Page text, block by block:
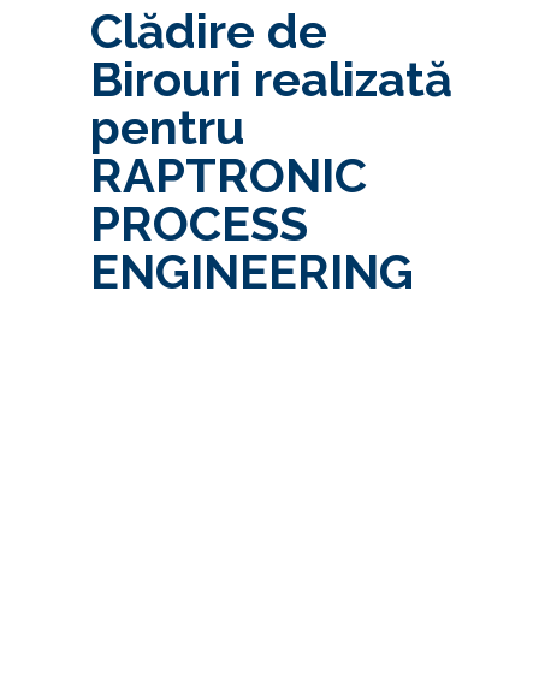
Clădire de
Birouri realizată
pentru
RAPTRONIC
PROCESS
ENGINEERING